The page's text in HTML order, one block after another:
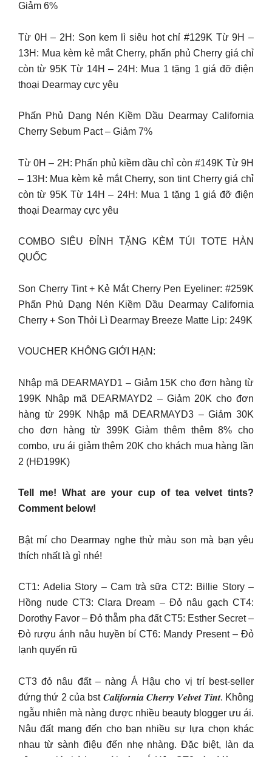
Giảm 6%
Từ 0H – 2H: Son kem lì siêu hot chỉ #129K Từ 9H –
13H: Mua kèm kẻ mắt Cherry, phấn phủ Cherry giá chỉ
còn từ 95K Từ 14H – 24H: Mua 1 tặng 1 giá đỡ điện
thoại Dearmay cực yêu
Phấn Phủ Dạng Nén Kiềm Dầu Dearmay California
Cherry Sebum Pact – Giảm 7%
Từ 0H – 2H: Phấn phủ kiềm dầu chỉ còn #149K Từ 9H
– 13H: Mua kèm kẻ mắt Cherry, son tint Cherry giá chỉ
còn từ 95K Từ 14H – 24H: Mua 1 tặng 1 giá đỡ điện
thoại Dearmay cực yêu
COMBO SIÊU ĐỈNH TẶNG KÈM TÚI TOTE HÀN
QUỐC
Son Cherry Tint + Kẻ Mắt Cherry Pen Eyeliner: #259K
Phấn Phủ Dạng Nén Kiềm Dầu Dearmay California
Cherry + Son Thỏi Lì Dearmay Breeze Matte Lip: 249K
VOUCHER KHÔNG GIỚI HẠN:
Nhập mã DEARMAYD1 – Giảm 15K cho đơn hàng từ
199K Nhập mã DEARMAYD2 – Giảm 20K cho đơn
hàng từ 299K Nhập mã DEARMAYD3 – Giảm 30K
cho đơn hàng từ 399K Giảm thêm thêm 8% cho
combo, ưu ái giảm thêm 20K cho khách mua hàng lần
2 (HĐ199K)
Tell me! What are your cup of tea velvet tints?
Comment below!
Bật mí cho Dearmay nghe thử màu son mà bạn yêu
thích nhất là gì nhé!
CT1: Adelia Story – Cam trà sữa CT2: Billie Story –
Hồng nude CT3: Clara Dream – Đỏ nâu gạch CT4:
Dorothy Favor – Đỏ thẵm pha đất CT5: Esther Secret –
Đỏ rượu ánh nâu huyền bí CT6: Mandy Present – Đỏ
lạnh quyến rũ
CT3 đỏ nâu đất – nàng Á Hậu cho vị trí best-seller
đứng thứ 2 của bst 𝑪𝒂𝒍𝒊𝒇𝒐𝒓𝒏𝒊𝒂 𝑪𝒉𝒆𝒓𝒓𝒚 𝑽𝒆𝒍𝒗𝒆𝒕 𝑻𝒊𝒏𝒕. Không
ngẫu nhiên mà nàng được nhiều beauty blogger ưu ái.
Nâu đất mang đến cho bạn nhiều sự lựa chọn khác
nhau từ sành điệu đến nhẹ nhàng. Đặc biệt, làn da